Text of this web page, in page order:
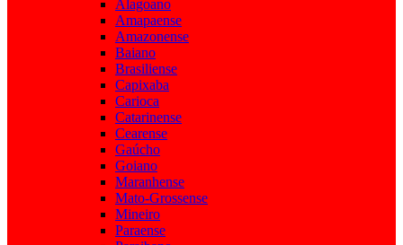
Alagoano
Amapaense
Amazonense
Baiano
Brasiliense
Capixaba
Carioca
Catarinense
Cearense
Gaúcho
Goiano
Maranhense
Mato-Grossense
Mineiro
Paraense